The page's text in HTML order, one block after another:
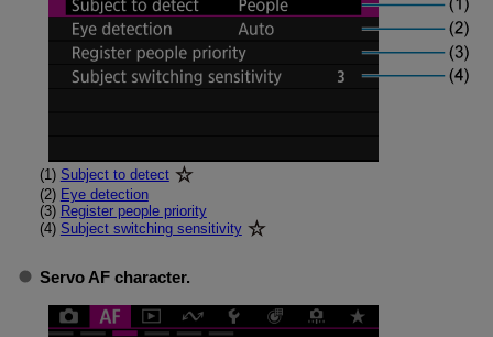
(1) Subject to detect
(2) Eye detection
(3) Register people priority
(4) Subject switching sensitivity
Servo AF character.